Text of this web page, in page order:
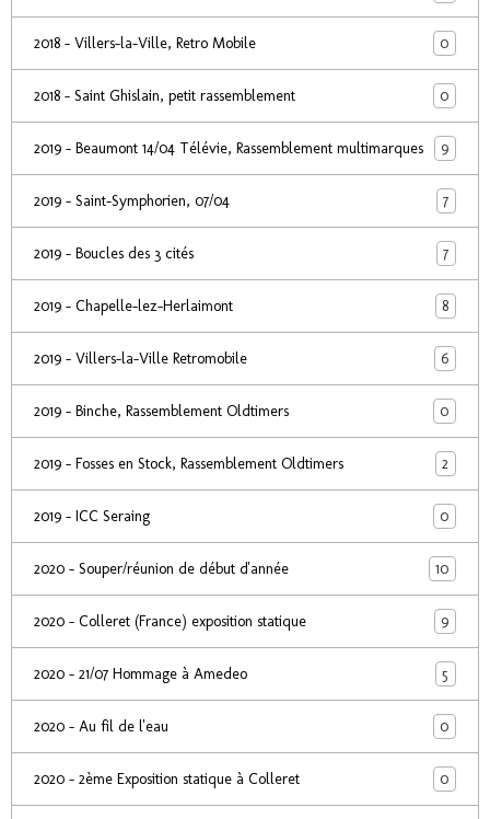
2018 - Villers-la-Ville, Retro Mobile 0
2018 - Saint Ghislain, petit rassemblement 0
2019 - Beaumont 14/04 Télévie, Rassemblement multimarques 9
2019 - Saint-Symphorien, 07/04 7
2019 - Boucles des 3 cités 7
2019 - Chapelle-lez-Herlaimont 8
2019 - Villers-la-Ville Retromobile 6
2019 - Binche, Rassemblement Oldtimers 0
2019 - Fosses en Stock, Rassemblement Oldtimers 2
2019 - ICC Seraing 0
2020 - Souper/réunion de début d'année 10
2020 - Colleret (France) exposition statique 9
2020 - 21/07 Hommage à Amedeo 5
2020 - Au fil de l'eau 0
2020 - 2ème Exposition statique à Colleret 0